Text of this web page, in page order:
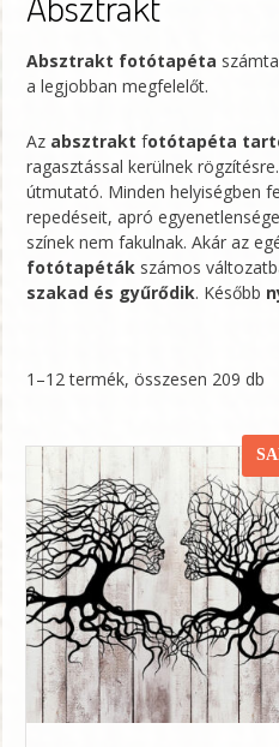
Absztrakt fotótapéta
a legjobban megfelelőt.
Az absztrakt fotótapéta
ragasztással kerülnek
útmutató. Minden helyiségben
repedéseit, apró
színek nem fakulnak. Akár az
fotótapéták számos
szakad és gyűrődik. Később
1–12 termék, összesen 209 db